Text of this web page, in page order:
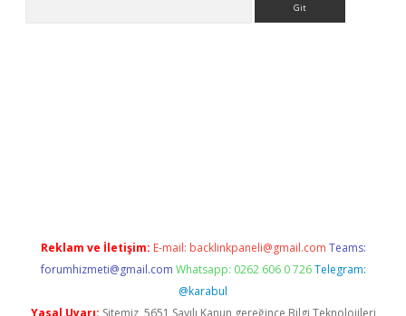
Reklam ve İletişim: E-mail: backlinkpaneli@gmail.com Teams:
forumhizmeti@gmail.com Whatsapp: 0262 606 0 726 Telegram:
@karabul
Yasal Uyarı: Sitemiz, 5651 Sayılı Kanun gereğince Bilgi Teknolojileri